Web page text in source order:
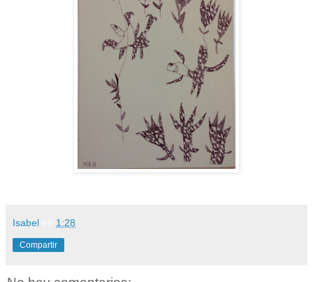
Isabel 1:28
Compartir